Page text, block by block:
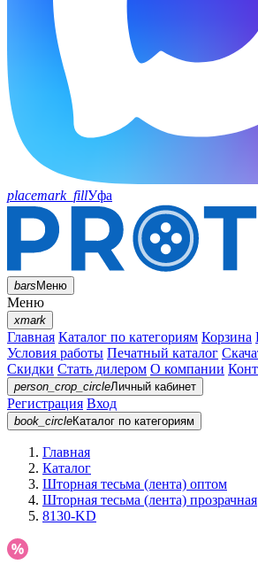
placemark_fillУфа
barsМеню
Меню
xmark
Главная Каталог по категориям Корзина
Условия работы Печатный каталог
Скидки Стать дилером О компании
person_crop_circleЛичный кабинет
Регистрация Вход
book_circleКаталог по категориям
Главная
Каталог
Шторная тесьма (лента) оптом
Шторная тесьма (лента) прозрачная
8130-KD